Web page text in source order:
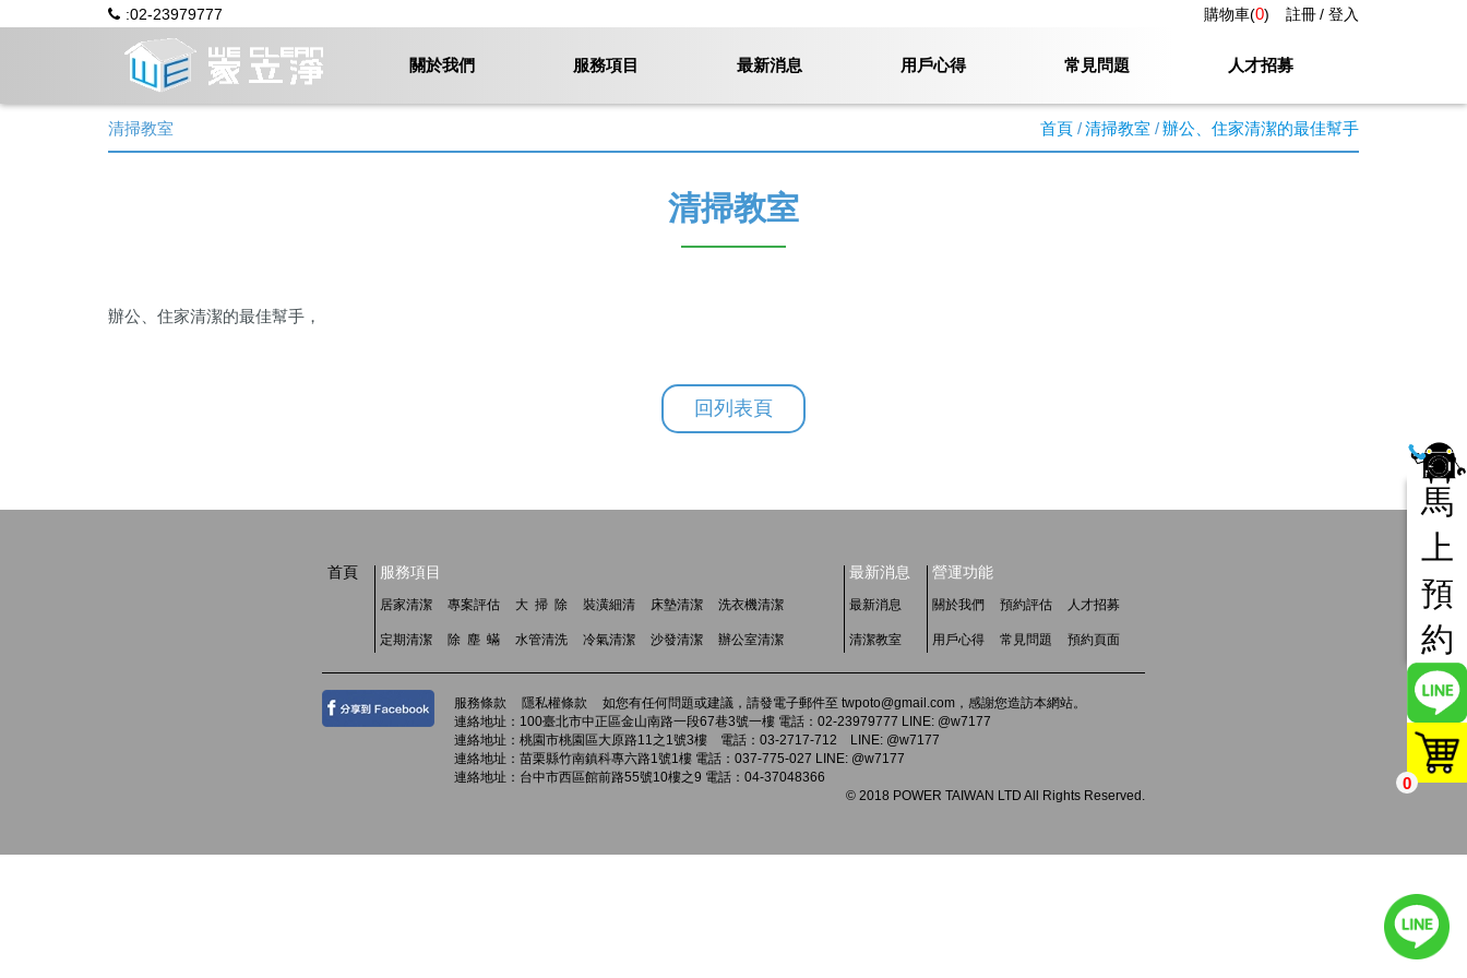
:02-23979777 註冊 登入
購物車(0)
關於我們 服務項目 最新消息 用戶心得 常見問題 人才招募
清掃教室 首頁 清掃教室 辦公、住家清潔的最佳幫手
清掃教室
辦公、住家清潔的最佳幫手，
回列表頁
馬
上
預
約
0
首頁 服務項目
居家清潔 專案評估 大 掃 除 裝潢細清 床墊清潔 洗衣機清潔
定期清潔 除 塵 蟎 水管清洗 冷氣清潔 沙發清潔 辦公室清潔
最新消息
最新消息
清潔教室
營運功能
關於我們 預約評估 人才招募
用戶心得 常見問題 預約頁面
服務條款 隱私權條款
如您有任何問題或建議，請發電子郵件至 twpoto@gmail.com，感謝您造訪本網站。
連絡地址：100臺北市中正區金山南路一段67巷3號一樓 電話：02-23979777 LINE: @w7177
連絡地址：桃園市桃園區大原路11之1號3樓 電話：03-2717-712 LINE: @w7177
連絡地址：苗栗縣竹南鎮科專六路1號1樓 電話：037-775-027 LINE: @w7177
連絡地址：台中市西區館前路55號10樓之9 電話：04-37048366
© 2018 POWER TAIWAN LTD All Rights Reserved.